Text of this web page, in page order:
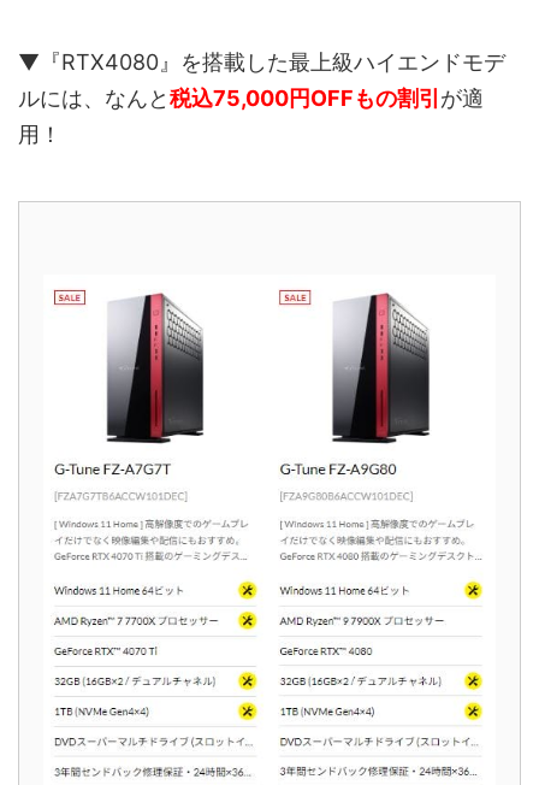
▼『RTX4080』を搭載した最上級ハイエンドモデ
ルには、なんと税込75,000円OFFもの割引 が適
用！